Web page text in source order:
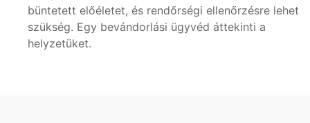
büntetett előéletet, és rendőrségi ellenőrzésre lehet
szükség. Egy bevándorlási ügyvéd áttekinti a
helyzetüket.